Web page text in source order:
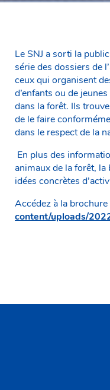
Le SNJ a sorti la
série des dossiers de
ceux qui organisent
d’enfants ou de
dans la forêt. Ils
de le faire
dans le respect de la
En plus des
animaux de la forêt,
idées concrètes
Accédez à la brochure
content/uploads/